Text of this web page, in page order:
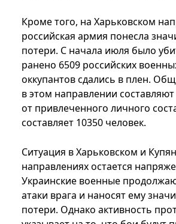
Кроме того, на Харьковском
российская армия понесла
потери. С начала июля было
ранено 6509 российских
оккупантов сдались в плен.
в этом направлении
от привлеченного личного
составляет 10350 человек.
Ситуация в Харьковском и
направлениях остается
Украинские военные
атаки врага и наносят ему
потери. Однако активность